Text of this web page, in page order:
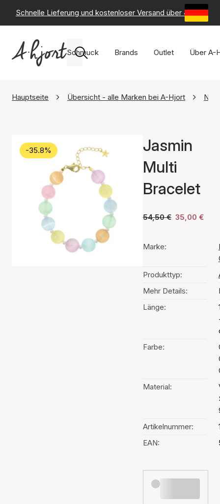
Schnelle Lieferung und kostenloser Versand über 49 € -
Schmuck Brands Outlet Über A-
Hauptseite Übersicht - alle Marken bei A-Hjort
-35.8%
Jasmin
Multi
Bracelet
54,50 € 35,00 €
Marke:
Produkttyp:
Mehr Details:
Länge:
Farbe:
Material:
Artikelnummer:
EAN: